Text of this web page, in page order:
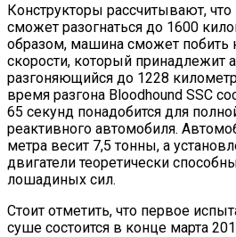
Конструкторы рассчитывают, что
сможет разогнаться до 1600
образом, машина сможет
скорости, который принадлежит
разгоняющийся до 1228
время разгона Bloodhound SSC
65 секунд понадобится для
реактивного автомобиля.
метра весит 7,5 тонны, а
двигатели теоретически
лошадиных сил.
Стоит отметить, что первое
суше состоится в конце марта